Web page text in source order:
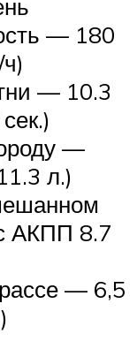
— 180
— 10.3
—
л.)
АКПП 8.7
— 6,5